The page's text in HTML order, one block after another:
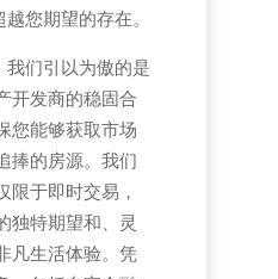
您期望的存在。
们引以为傲的是
开发商的稳固合
您能够获取市场
捧的房源。我们
限于即时交易，
独特期望和、灵
凡生活体验。凭